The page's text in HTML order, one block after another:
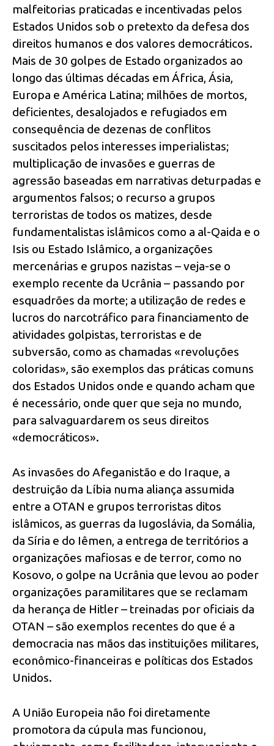
malfeitorias praticadas e incentivadas pelos
Estados Unidos sob o pretexto da defesa dos
direitos humanos e dos valores democráticos.
Mais de 30 golpes de Estado organizados ao
longo das últimas décadas em África, Ásia,
Europa e América Latina; milhões de mortos,
deficientes, desalojados e refugiados em
consequência de dezenas de conflitos
suscitados pelos interesses imperialistas;
multiplicação de invasões e guerras de
agressão baseadas em narrativas deturpadas e
argumentos falsos; o recurso a grupos
terroristas de todos os matizes, desde
fundamentalistas islâmicos como a al-Qaida e o
Isis ou Estado Islâmico, a organizações
mercenárias e grupos nazistas – veja-se o
exemplo recente da Ucrânia – passando por
esquadrões da morte; a utilização de redes e
lucros do narcotráfico para financiamento de
atividades golpistas, terroristas e de
subversão, como as chamadas «revoluções
coloridas», são exemplos das práticas comuns
dos Estados Unidos onde e quando acham que
é necessário, onde quer que seja no mundo,
para salvaguardarem os seus direitos
«democráticos».
As invasões do Afeganistão e do Iraque, a
destruição da Líbia numa aliança assumida
entre a OTAN e grupos terroristas ditos
islâmicos, as guerras da Iugoslávia, da Somália,
da Síria e do Iêmen, a entrega de territórios a
organizações mafiosas e de terror, como no
Kosovo, o golpe na Ucrânia que levou ao poder
organizações paramilitares que se reclamam
da herança de Hitler – treinadas por oficiais da
OTAN – são exemplos recentes do que é a
democracia nas mãos das instituições militares,
econômico-financeiras e políticas dos Estados
Unidos.
A União Europeia não foi diretamente
promotora da cúpula mas funcionou,